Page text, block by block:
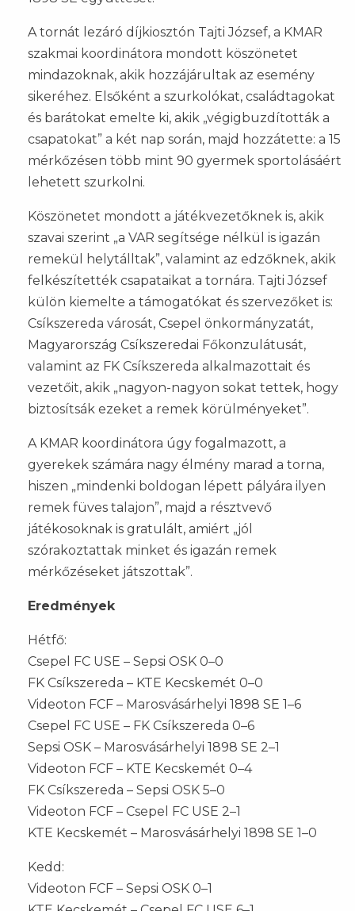
A tornát lezáró díjkiosztón Tajti József, a KMAR
szakmai koordinátora mondott köszönetet
mindazoknak, akik hozzájárultak az esemény
sikeréhez. Elsőként a szurkolókat, családtagokat
és barátokat emelte ki, akik „végigbuzdították a
csapatokat” a két nap során, majd hozzátette: a 15
mérkőzésen több mint 90 gyermek sportolásáért
lehetett szurkolni.
Köszönetet mondott a játékvezetőknek is, akik
szavai szerint „a VAR segítsége nélkül is igazán
remekül helytálltak”, valamint az edzőknek, akik
felkészítették csapataikat a tornára. Tajti József
külön kiemelte a támogatókat és szervezőket is:
Csíkszereda városát, Csepel önkormányzatát,
Magyarország Csíkszeredai Főkonzulátusát,
valamint az FK Csíkszereda alkalmazottait és
vezetőit, akik „nagyon-nagyon sokat tettek, hogy
biztosítsák ezeket a remek körülményeket”.
A KMAR koordinátora úgy fogalmazott, a
gyerekek számára nagy élmény marad a torna,
hiszen „mindenki boldogan lépett pályára ilyen
remek füves talajon”, majd a résztvevő
játékosoknak is gratulált, amiért „jól
szórakoztattak minket és igazán remek
mérkőzéseket játszottak”.
Eredmények
Hétfő:
Csepel FC USE – Sepsi OSK 0–0
FK Csíkszereda – KTE Kecskemét 0–0
Videoton FCF – Marosvásárhelyi 1898 SE 1–6
Csepel FC USE – FK Csíkszereda 0–6
Sepsi OSK – Marosvásárhelyi 1898 SE 2–1
Videoton FCF – KTE Kecskemét 0–4
FK Csíkszereda – Sepsi OSK 5–0
Videoton FCF – Csepel FC USE 2–1
KTE Kecskemét – Marosvásárhelyi 1898 SE 1–0
Kedd:
Videoton FCF – Sepsi OSK 0–1